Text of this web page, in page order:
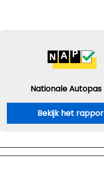
Nationale Autopas
Bekijk het